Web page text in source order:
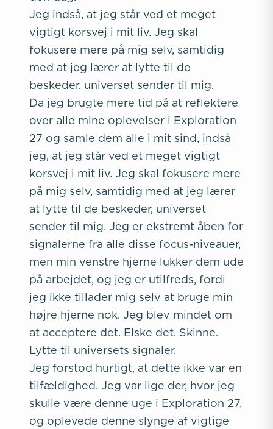
Jeg indså, at jeg står ved et meget
vigtigt korsvej i mit liv. Jeg skal
fokusere mere på mig selv, samtidig
med at jeg lærer at lytte til de
beskeder, universet sender til mig.
Da jeg brugte mere tid på at reflektere
over alle mine oplevelser i Exploration
27 og samle dem alle i mit sind, indså
jeg, at jeg står ved et meget vigtigt
korsvej i mit liv. Jeg skal fokusere mere
på mig selv, samtidig med at jeg lærer
at lytte til de beskeder, universet
sender til mig. Jeg er ekstremt åben for
signalerne fra alle disse focus-niveauer,
men min venstre hjerne lukker dem ude
på arbejdet, og jeg er utilfreds, fordi
jeg ikke tillader mig selv at bruge min
højre hjerne nok. Jeg blev mindet om
at acceptere det. Elske det. Skinne.
Lytte til universets signaler.
Jeg forstod hurtigt, at dette ikke var en
tilfældighed. Jeg var lige der, hvor jeg
skulle være denne uge i Exploration 27,
og oplevede denne slynge af vigtige